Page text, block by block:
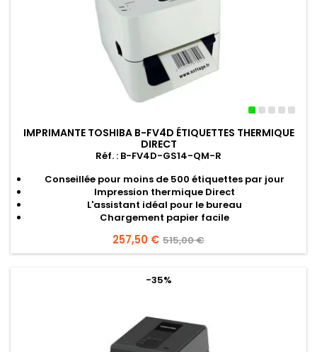
IMPRIMANTE TOSHIBA B-FV4D ÉTIQUETTES THERMIQUE
DIRECT
Réf. : B-FV4D-GS14-QM-R
Conseillée pour moins de 500 étiquettes par jour
Impression thermique Direct
L'assistant idéal pour le bureau
Chargement papier facile
Prix
257,50 € Prix
de
515,00 €
-35%